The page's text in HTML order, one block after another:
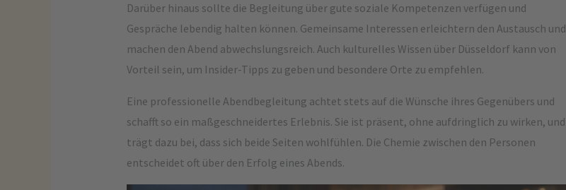
Darüber hinaus sollte die Begleitung über gute soziale Kompetenzen verfügen und
Gespräche lebendig halten können. Gemeinsame Interessen erleichtern den Austausch und
machen den Abend abwechslungsreich. Auch kulturelles Wissen über Düsseldorf kann von
Vorteil sein, um Insider-Tipps zu geben und besondere Orte zu empfehlen.
Eine professionelle Abendbegleitung achtet stets auf die Wünsche ihres Gegenübers und
schafft so ein maßgeschneidertes Erlebnis. Sie ist präsent, ohne aufdringlich zu wirken, und
trägt dazu bei, dass sich beide Seiten wohlfühlen. Die Chemie zwischen den Personen
entscheidet oft über den Erfolg eines Abends.